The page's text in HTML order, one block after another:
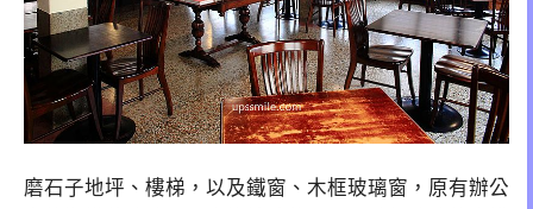
磨石子地坪、樓梯，以及鐵窗、木框玻璃窗，原有辦公